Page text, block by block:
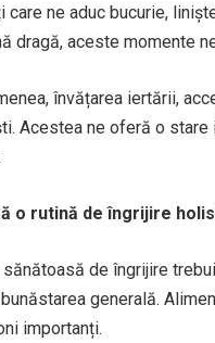
care ne aduc bucurie,
dragă, aceste momente
învățarea iertării,
Acestea ne oferă o stare
o rutină de îngrijire
sănătoasă de îngrijire
generală.
importanți.